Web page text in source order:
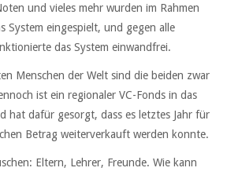
und vieles mehr wurden im Rahmen
System eingespielt, und gegen alle
das System einwandfrei.
Menschen der Welt sind die beiden zwar
ist ein regionaler VC-Fonds in das
hat dafür gesorgt, dass es letztes Jahr für
Betrag weiterverkauft werden konnte.
Eltern, Lehrer, Freunde. Wie kann